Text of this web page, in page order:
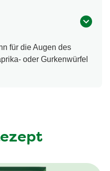
für die Augen des
oder Gurkenwürfel